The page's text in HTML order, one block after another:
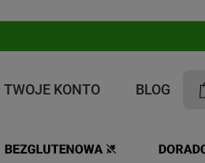
TWOJE KONTO BLOG